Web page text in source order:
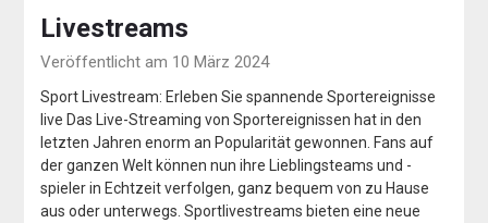
Livestreams
Veröffentlicht am 10 März 2024
Sport Livestream: Erleben Sie spannende Sportereignisse
live Das Live-Streaming von Sportereignissen hat in den
letzten Jahren enorm an Popularität gewonnen. Fans auf
der ganzen Welt können nun ihre Lieblingsteams und -
spieler in Echtzeit verfolgen, ganz bequem von zu Hause
aus oder unterwegs. Sportlivestreams bieten eine neue